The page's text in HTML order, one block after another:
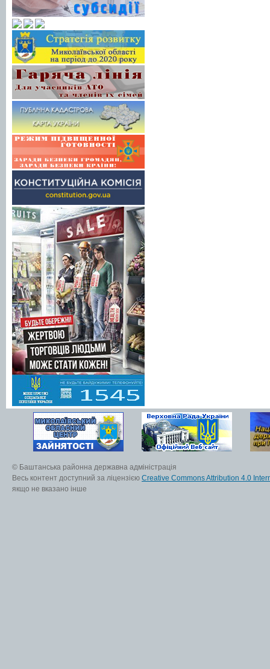
© Баштанська районна державна адміністрація
Весь контент доступний за ліцензією Creative Commons Attribution 4.0
якщо не вказано інше